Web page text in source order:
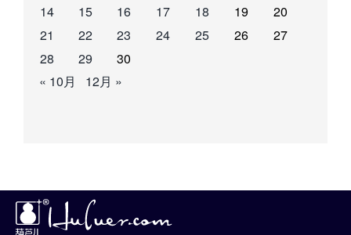
14
15 16 17 18 19
20
21
22 23 24 25 26
27
28
29
30
« 10月
12月 »